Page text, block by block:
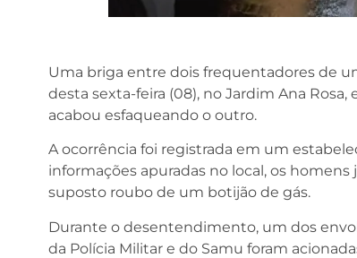
Uma briga entre dois frequentadores de
desta sexta-feira (08), no Jardim Ana
acabou esfaqueando o outro.
A ocorrência foi registrada em um
informações apuradas no local, os
suposto roubo de um botijão de gás.
Durante o desentendimento, um dos
da Polícia Militar e do Samu foram